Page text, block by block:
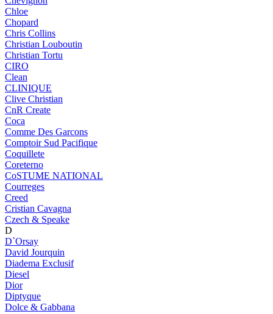
Chloe
Chopard
Chris Collins
Christian Louboutin
Christian Tortu
CIRO
Clean
CLINIQUE
Clive Christian
CnR Create
Coca
Comme Des Garcons
Comptoir Sud Pacifique
Coquillete
Coreterno
CoSTUME NATIONAL
Courreges
Creed
Cristian Cavagna
Czech & Speake
D
D`Orsay
David Jourquin
Diadema Exclusif
Diesel
Dior
Diptyque
Dolce & Gabbana